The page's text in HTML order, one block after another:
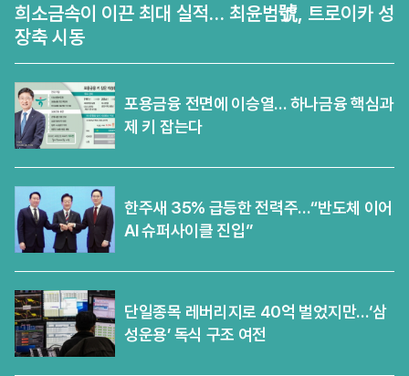
희소금속이 이끈 최대 실적… 최윤범號, 트로이카 성
장축 시동
포용금융 전면에 이승열… 하나금융 핵심과
제 키 잡는다
한주새 35% 급등한 전력주…“반도체 이어
AI 슈퍼사이클 진입”
단일종목 레버리지로 40억 벌었지만…‘삼
성운용’ 독식 구조 여전